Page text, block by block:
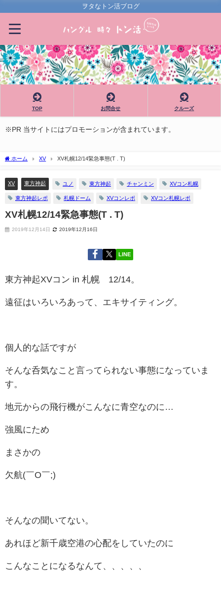
ヲタなトン活ブログ
TOP お問合せ クルーズ
※PR 当サイトにはプロモーションが含まれています。
ホーム XV XV札幌12/14緊急事態(T . T)
XV 東方神起 ユノ 東方神起 チャンミン XVコン札幌
東方神起レポ 札幌ドーム XVコンレポ XVコン札幌レポ
XV札幌12/14緊急事態(T . T)
2019年12月14日 2019年12月16日
LINE
東方神起XVコン in 札幌 12/14。
遠征はいろいろあって、エキサイティング。
個人的な話ですが
そんな呑気なこと言ってられない事態になっていま
す。
地元からの飛行機がこんなに青空なのに…
強風にため
まさかの
欠航(￣O￣;)
そんなの聞いてない。
あれほど新千歳空港の心配をしていたのに
こんなことになるなんて、、、、、